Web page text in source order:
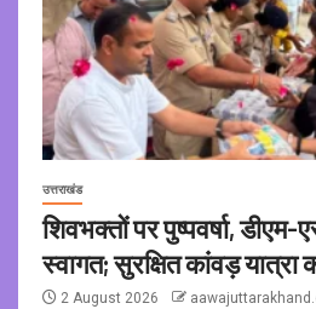
उत्तराखंड
शिवभक्तों पर पुष्पवर्षा,
स्वागत; सुरक्षित कांवड़ यात्रा
2 August 2026